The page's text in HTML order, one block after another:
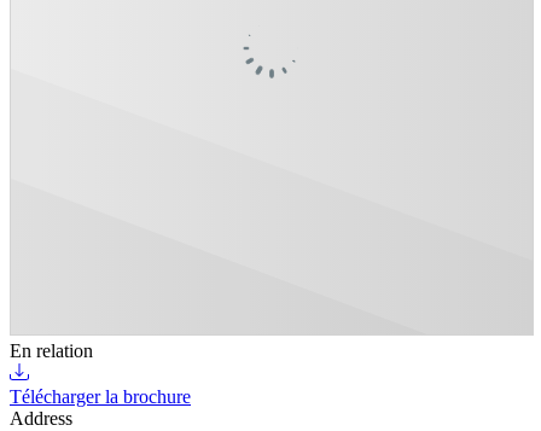
En relation
Télécharger la brochure
Address